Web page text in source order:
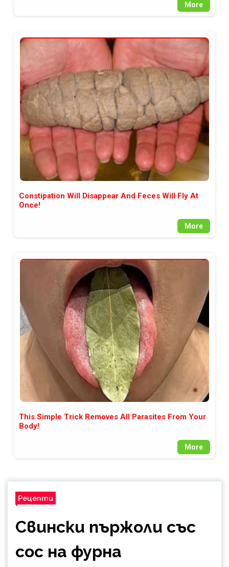
More
Constipation Will Disappear And Feces Will Fly At
Once!
More
This Simple Trick Removes All Parasites From Your
Body!
More
Рецепти
Свински пържоли със
сос на фурна